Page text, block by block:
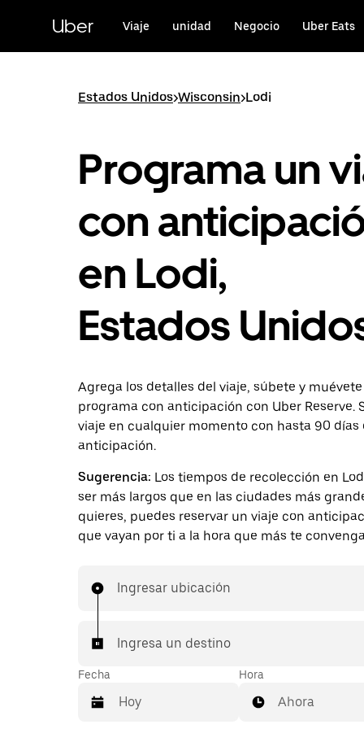
contenido
principal
Uber Viaje unidad Negocio Uber Eats
Estados Unidos>Wisconsin>Lodi
Programa un
con
en Lodi,
Estados
Agrega los detalles del viaje, súbete y muévete
programa con anticipación con Uber Reserve.
viaje en cualquier momento con hasta 90 días
anticipación.
Sugerencia: Los tiempos de recolección en
ser más largos que en las ciudades más
quieres, puedes reservar un viaje con
que vayan por ti a la hora que más te
Ingresar ubicación
Ingresa un destino
Fecha Hora
Ahora